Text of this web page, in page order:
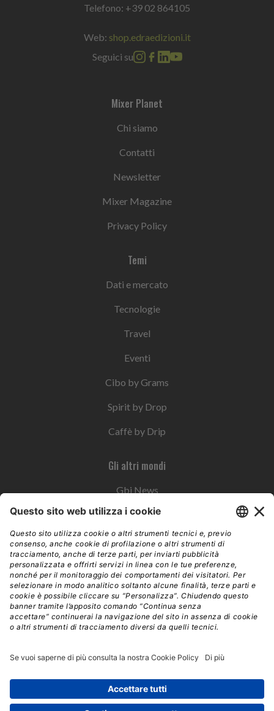
Telefono: +39 02 864105
Web: shop.edraedizioni.it
Seguici su
Mixer Planet
Chi siamo
Contatti
Newsletter
Mixer Magazine
Privacy Policy
Temi
Dati e mercato
Tecnologie
Travel
Eventi
Cibo by Grams
Spirit by Drop
Caffè by Drip
Gli altri mondi
Gbi News
Instoremag
Esplora il gruppo
Edra Edizioni
Edizioni LSWR
LSWR Group
Mixer è un prodotto del network Edra Edizioni. Direzione, amministrazione,
redazione, pubblicità | © Copyright 2026 – Tutti i diritti riservati | Partita IVA e C.F.